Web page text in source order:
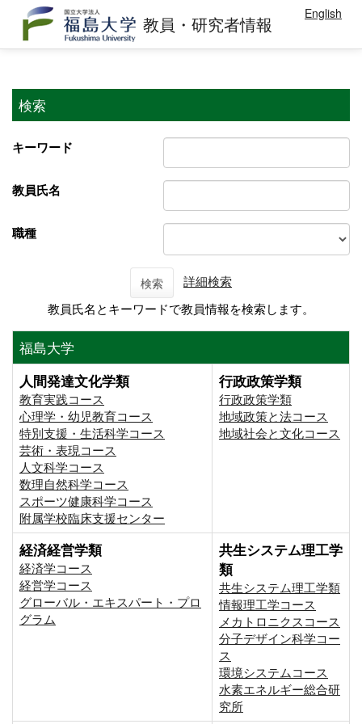
教員・研究者情報 English
検索
キーワード
教員氏名
職種
検索
詳細検索
教員氏名とキーワードで教員情報を検索します。
福島大学
人間発達文化学類
教育実践コース
心理学・幼児教育コース
特別支援・生活科学コース
芸術・表現コース
人文科学コース
数理自然科学コース
スポーツ健康科学コース
附属学校臨床支援センター
行政政策学類
行政政策学類
地域政策と法コース
地域社会と文化コース
経済経営学類
経済学コース
経営学コース
グローバル・エキスパート・プロ
グラム
共生システム理工学
類
共生システム理工学類
情報理工学コース
メカトロニクスコース
分子デザイン科学コー
ス
環境システムコース
⽔素エネルギー総合研
究所